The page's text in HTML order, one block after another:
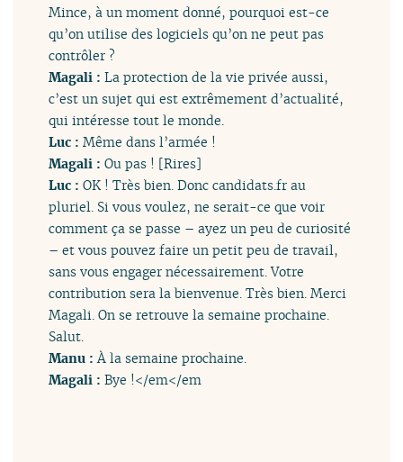
Mince, à un moment donné, pourquoi est-ce
qu’on utilise des logiciels qu’on ne peut pas
contrôler ?
Magali :La protection de la vie privée aussi,
c’est un sujet qui est extrêmement d’actualité,
qui intéresse tout le monde.
Luc :Même dans l’armée !
Magali :Ou pas ! [Rires]
Luc :OK ! Très bien. Donc candidats.fr au
pluriel. Si vous voulez, ne serait-ce que voir
comment ça se passe – ayez un peu de curiosité
– et vous pouvez faire un petit peu de travail,
sans vous engager nécessairement. Votre
contribution sera la bienvenue. Très bien. Merci
Magali. On se retrouve la semaine prochaine.
Salut.
Manu :À la semaine prochaine.
Magali :Bye !</em</em